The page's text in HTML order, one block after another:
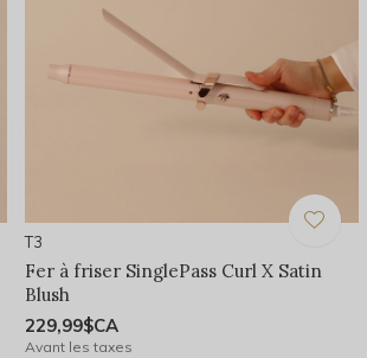
T3
Fer à friser SinglePass Curl X Satin
Blush
229,99$CA
Avant les taxes